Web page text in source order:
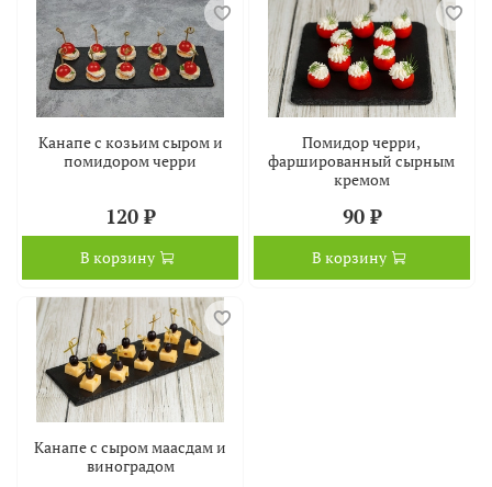
Канапе с козьим сыром и
помидором черри
120 ₽
В корзину
Помидор черри,
фаршированный сырным
кремом
90 ₽
В корзину
Канапе с сыром маасдам и
виноградом